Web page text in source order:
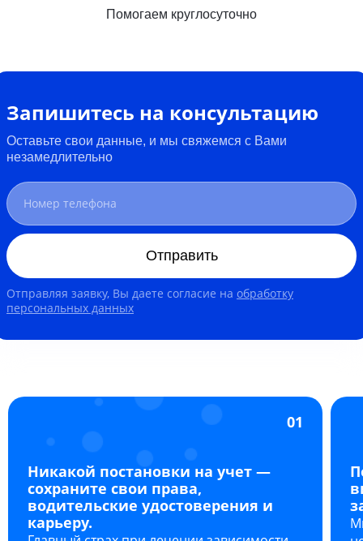
Помогаем круглосуточно
Запишитесь на консультацию
Оставьте свои данные, и мы свяжемся с Вами
незамедлительно
Отправить
Отправляя заявку, Вы даете согласие на обработку
персональных данных
01
Никакой постановки на учет —
сохраните свои права,
водительские удостоверения и
карьеру.